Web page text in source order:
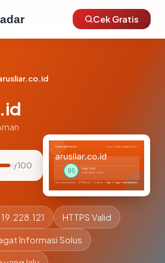
Cek Gratis
/ 100
HTTPS Valid
Informasi Solus